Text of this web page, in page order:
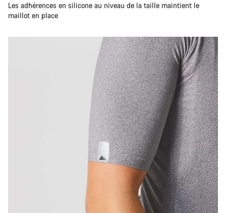
Les adhérences en silicone au niveau de la taille maintient le
maillot en place